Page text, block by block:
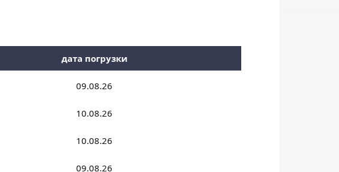
дата погрузки
09.08.26
10.08.26
10.08.26
09.08.26